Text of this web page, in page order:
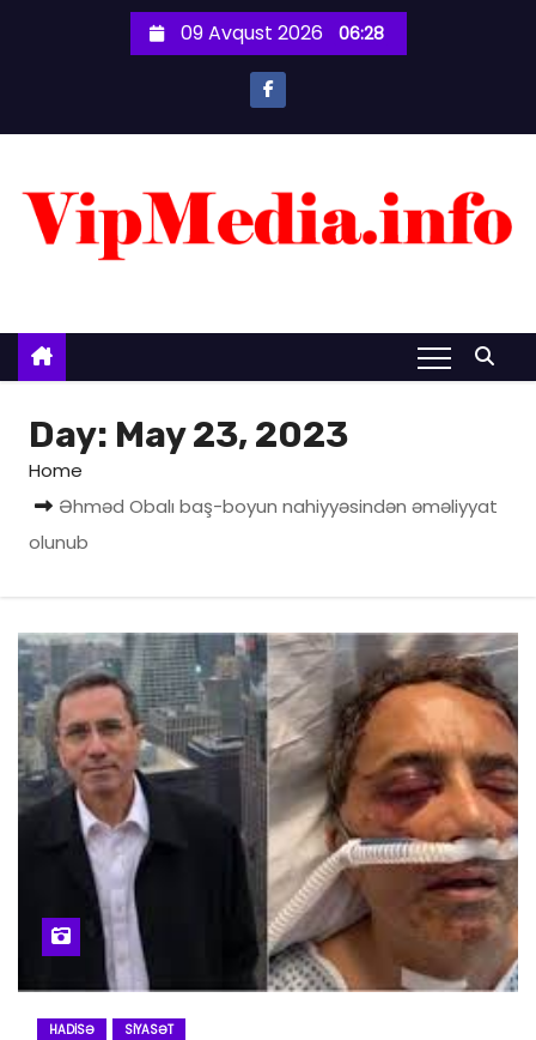
n
09 Avqust 2026 06:28
Day: May 23, 2023
Home
Əhməd Obalı baş-boyun nahiyyəsindən əməliyyat
olunub
HADISƏ SIYASƏT